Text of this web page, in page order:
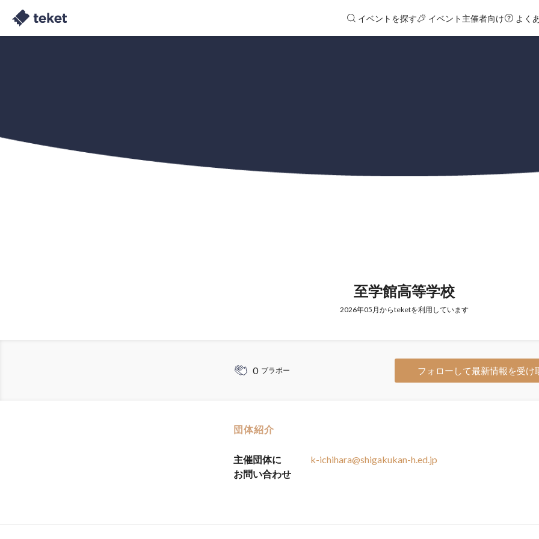
イベントを探す イベント主催者向け よく
至学館高等学校
2026年05月からteketを利用しています
0 ブラボー フォローして最新情報を受け
団体紹介
主催団体に
お問い合わせ
k-ichihara@shigakukan-h.ed.jp